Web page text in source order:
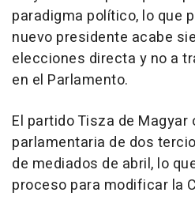
paradigma político, lo que
nuevo presidente acabe
elecciones directa y no a
en el Parlamento.
El partido Tisza de
parlamentaria de dos
de mediados de abril, lo
proceso para modificar la